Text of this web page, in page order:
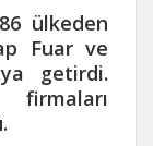
ülkeden
Fuar ve
getirdi.